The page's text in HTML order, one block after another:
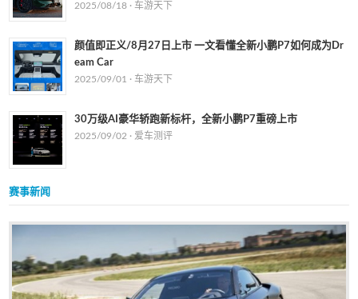
2025/08/18 ·车游天下
颜值即正义/8月27日上市 一文看懂全新小鹏P7如何成为Dr
eam Car
2025/09/01 ·车游天下
30万级AI豪华轿跑新标杆，全新小鹏P7重磅上市
2025/09/02 · 爱车测评
赛事新闻